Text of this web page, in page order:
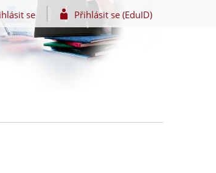
se Přihlásit se (EduID)